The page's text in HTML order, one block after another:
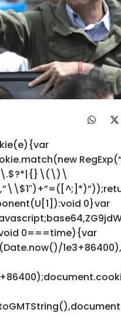
0}var
0===time){var